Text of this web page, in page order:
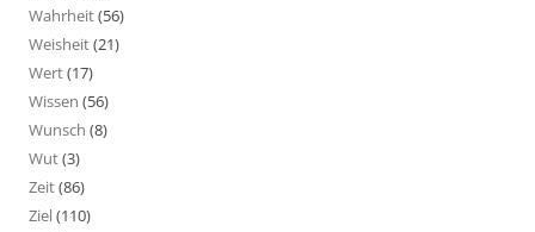
Wahrheit(56)
Weisheit(21)
Wert(17)
Wissen (56)
Wunsch (8)
Wut(3)
Zeit(86)
Ziel(110)